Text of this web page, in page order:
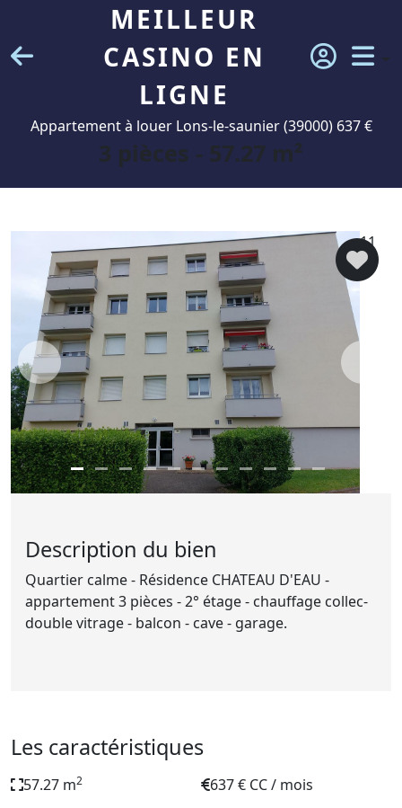
MEILLEUR
CASINO EN
LIGNE
Appartement à louer Lons-le-saunier (39000) 637 €
3 pièces - 57.27 m²
11
Description du bien
Quartier calme - Résidence CHATEAU D'EAU -
appartement 3 pièces - 2° étage - chauffage collec-
double vitrage - balcon - cave - garage.
Les caractéristiques
57.27 m2
637 € CC / mois